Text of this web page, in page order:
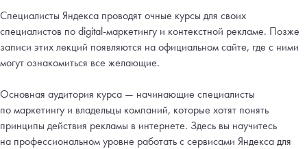
Специалисты Яндекса проводят очные курсы для своих
специалистов по digital-маркетингу и контекстной рекламе. Позже
записи этих лекций появляются на официальном сайте, где с ними
могут ознакомиться все желающие.
Основная аудитория курса — начинающие специалисты
по маркетингу и владельцы компаний, которые хотят понять
принципы действия рекламы в интернете. Здесь вы научитесь
на профессиональном уровне работать с сервисами Яндекса для